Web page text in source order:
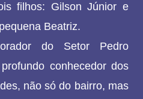
filhos: Gilson Júnior e
Beatriz.
do Setor Pedro
conhecedor dos
não só do bairro, mas